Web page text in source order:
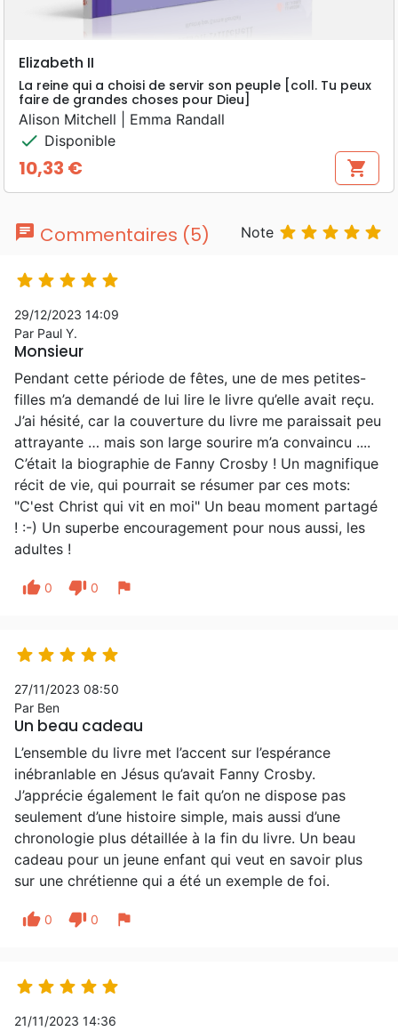
Elizabeth II
La reine qui a choisi de servir son peuple [coll. Tu peux
faire de grandes choses pour Dieu]
Alison Mitchell | Emma Randall
check Disponible
Prix
10,33 € shopping_cart
chat Commentaires (5) Note     
    
29/12/2023 14:09
Par Paul Y.
Monsieur
Pendant cette période de fêtes, une de mes petites-
filles m’a demandé de lui lire le livre qu’elle avait reçu.
J’ai hésité, car la couverture du livre me paraissait peu
attrayante … mais son large sourire m’a convaincu ....
C’était la biographie de Fanny Crosby ! Un magnifique
récit de vie, qui pourrait se résumer par ces mots:
"C'est Christ qui vit en moi" Un beau moment partagé
! :-) Un superbe encouragement pour nous aussi, les
adultes !
thumb_up 0 thumb_down 0 flag
    
27/11/2023 08:50
Par Ben
Un beau cadeau
L’ensemble du livre met l’accent sur l’espérance
inébranlable en Jésus qu’avait Fanny Crosby.
J’apprécie également le fait qu’on ne dispose pas
seulement d’une histoire simple, mais aussi d’une
chronologie plus détaillée à la fin du livre. Un beau
cadeau pour un jeune enfant qui veut en savoir plus
sur une chrétienne qui a été un exemple de foi.
thumb_up 0 thumb_down 0 flag
    
21/11/2023 14:36